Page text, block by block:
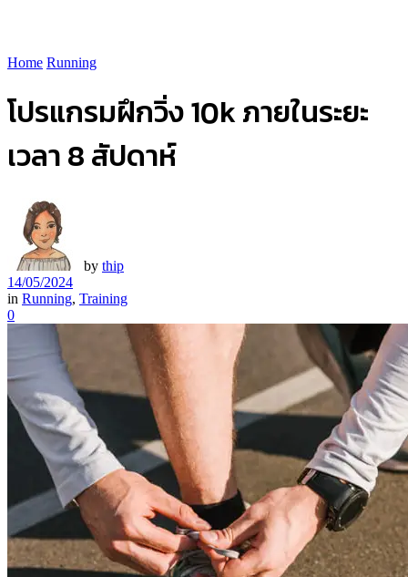
Home Running
โปรแกรมฝึกวิ่ง 10k ภายในระยะ
เวลา 8 สัปดาห์
by thip
14/05/2024
in Running, Training
0